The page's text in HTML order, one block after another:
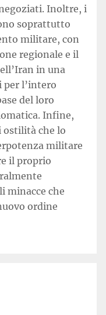
Inoltre, i
soprattutto
militare, con
regionale e il
in una
per l’intero
del loro
Infine,
ostilità che lo
militare
il proprio
minacce che
ordine